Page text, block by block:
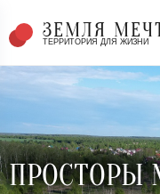
ЗЕМЛЯ
ТЕРРИТОРИЯ ДЛЯ ЖИЗНИ
ПРОСТОРЫ